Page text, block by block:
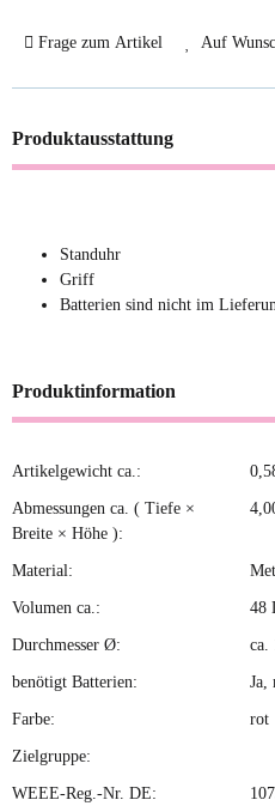
Frage zum Artikel Auf
Produktausstattung
Standuhr
Griff
Batterien sind nicht im
Produktinformation
Produkteigenschaft
Wert
Artikelgewicht ca.:
Abmessungen ca. ( Tiefe ×
Breite × Höhe ):
Material:
Volumen ca.: 48
Durchmesser Ø: ca.
benötigt Batterien: Ja,
Farbe: rot
Zielgruppe:
WEEE-Reg.-Nr. DE: